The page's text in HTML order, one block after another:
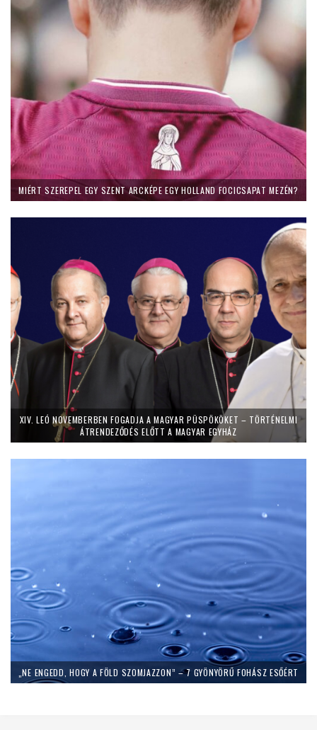
MIÉRT SZEREPEL EGY SZENT ARCKÉPE EGY HOLLAND FOCICSAPAT MEZÉN?
XIV. LEÓ NOVEMBERBEN FOGADJA A MAGYAR PÜSPÖKÖKET – TÖRTÉNELMI
ÁTRENDEZŐDÉS ELŐTT A MAGYAR EGYHÁZ
„NE ENGEDD, HOGY A FÖLD SZOMJAZZON” – 7 GYÖNYÖRŰ FOHÁSZ ESŐÉRT